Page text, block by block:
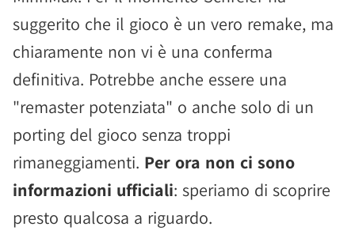
suggerito che il gioco è un vero remake, ma
chiaramente non vi è una conferma
definitiva. Potrebbe anche essere una
"remaster potenziata" o anche solo di un
porting del gioco senza troppi
rimaneggiamenti. Per ora non ci sono
informazioni ufficiali: speriamo di scoprire
presto qualcosa a riguardo.